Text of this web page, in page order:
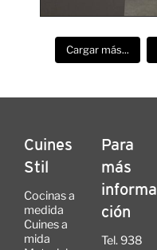
Cargar más...
Cuines
Stil
Cocinas a
medida
Cuines a
mida
Para
más
informa
ción
Tel. 938